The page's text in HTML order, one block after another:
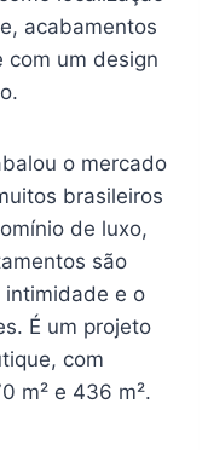
acabamentos
com um design
o mercado
brasileiros
de luxo,
são
intimidade e o
É um projeto
com
m² e 436 m².